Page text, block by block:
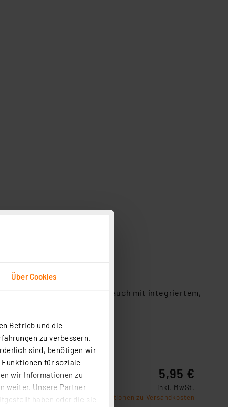
Über Cookies
Betrieb und die
zu verbessern.
sind, benötigen wir
für soziale
wir Informationen zu
weiter. Unsere Partner
haben oder die sie
und Saugschlauch mit integriertem,
5,95 €
inkl. MwSt.
Informationen zu Versandkosten